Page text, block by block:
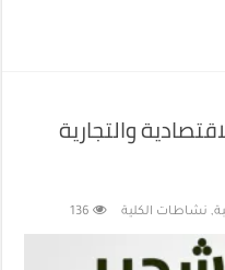
والتجارية
, نشاطات الكلية 136